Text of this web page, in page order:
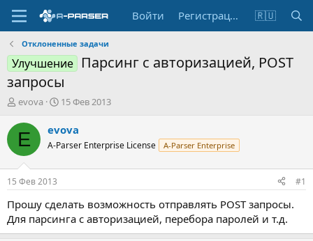
Войти Регистрация 🇷🇺
Отклоненные задачи
Улучшение
Парсинг с авторизацией, POST
запросы
А
т
о
т
е
м
ы
evova
Д
т
н
а
л
15 Фев 2013
E evova
A-Parser Enterprise License A-Parser Enterprise
15 Фев 2013 #1
Прошу сделать возможность отправлять POST запросы.
Для парсинга с авторизацией, перебора паролей и т.д.